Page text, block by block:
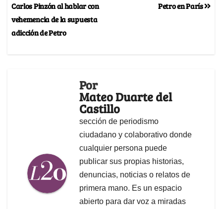
Petro en París
Carlos Pinzón al hablar con
vehemencia de la supuesta
adicción de Petro
Por
Mateo Duarte del
Castillo
sección de periodismo
ciudadano y colaborativo donde
cualquier persona puede
publicar sus propias historias,
denuncias, noticias o relatos de
primera mano. Es un espacio
abierto para dar voz a miradas